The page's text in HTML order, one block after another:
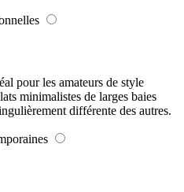
pour les amateurs de style
minimalistes de larges baies
différente des autres.